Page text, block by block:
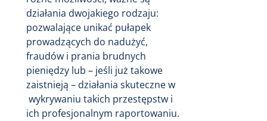
działania dwojakiego rodzaju:
pozwalające unikać pułapek
prowadzących do nadużyć,
fraudów i prania brudnych
pieniędzy lub – jeśli już takowe
zaistnieją – działania skuteczne w
wykrywaniu takich przestępstw i
ich profesjonalnym raportowaniu.